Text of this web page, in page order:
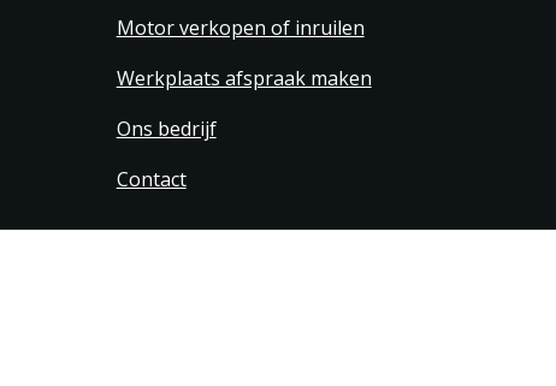
Motor verkopen of inruilen
Werkplaats afspraak maken
Ons bedrijf
Contact